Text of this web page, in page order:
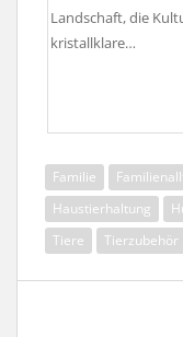
Landschaft, die
kristallklare…
Familie
Haustierhaltung
Tiere
Tierzubehör